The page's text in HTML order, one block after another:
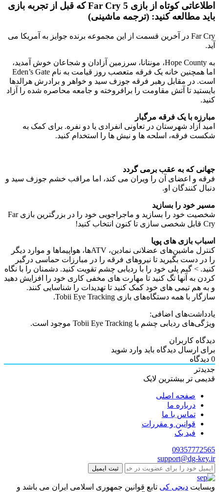
اطلاعاتی کوتاه از بازی Far Cry 5 که قبل از تجربه بازی
باید مطالعه کنید: (ترجمه ماشینی)
Far Cry در آخرین قسمت از این مجموعه برنده جوایز به آمریکا می
آید.
به Hope County، مونتانا، سرزمین آزادان و شجاعان خوش آمدید،
اما همچنین خانه یک فرقه متعصب روز قیامت به نام Eden’s Gate
است. در مقابل رهبر فرقه جوزف سید و خواهر و برادرش هرالدها
بایستید تا آتش مقاومت را برافروخته و جامعه محاصره شده را آزاد
کنید.
مبارزه با یک فرقه مرگبار
امید آزاد شهرستان در تعاونی انفرادی یا دو نفره. برای کمک به
شکست فرقه، اسلحه ها و نیش ها را استخدام کنید.
جهانی که به عقب برمی گردد
فرقه و اعضای آن را ویران می کند، اما مراقب خشم جوزف سید و
دنبال کنندگان او.
مسیر خود را بسازید
شخصیت خود را بسازید و ماجراجویی خود را در بزرگترین بازی Far
Cry قابل شخصی سازی تا کنون انتخاب کنید!
اسباب بازی های پویا
کنترل ماشین‌های عضلانی نمادین، ATVها، هواپیماها و موارد دیگر
را در دست بگیرید تا نیروهای فرقه را در مبارزات حماسی درگیر
کنید. > گیم پلی خود را با ردیابی چشم تقویت کنید. دشمنان را با نگاه
کردن به آنها تگ کنید تا مهارت های مخفی کاری خود را افزایش دهید
و به هم تیمی های خود کمک کنید تا تهدیدات را شناسایی کنند.
سازگار با همه دستگاه‌های بازی Tobii Eye Tracking.
یادداشت‌های اضافی:
ویژگی‌های ردیابی چشم با Tobii Eye Tracking موجود است.
دیدگاه کاربران
برای ارسال دیدگاه باید وارد شوید
0 دیدگاه
جدیدتر
قدیمی تر بیشترین لایک
صفحه اصلی
درباره ما
تماس با ما
قوانین و مقررات
فید بک
09357772565
support@dg-key.ir
ثبت ایمیل
وبسایت دیجی کی تابع قوانین جمهوری اسلامی ایران می باشد و